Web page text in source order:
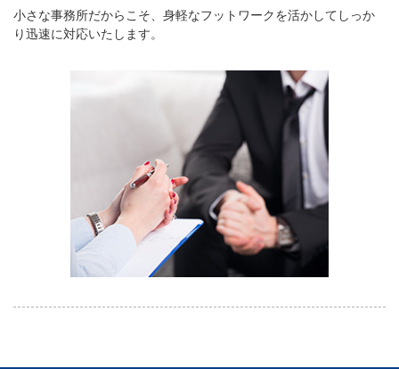
小さな事務所だからこそ、身軽なフットワークを活かしてしっか
り迅速に対応いたします。